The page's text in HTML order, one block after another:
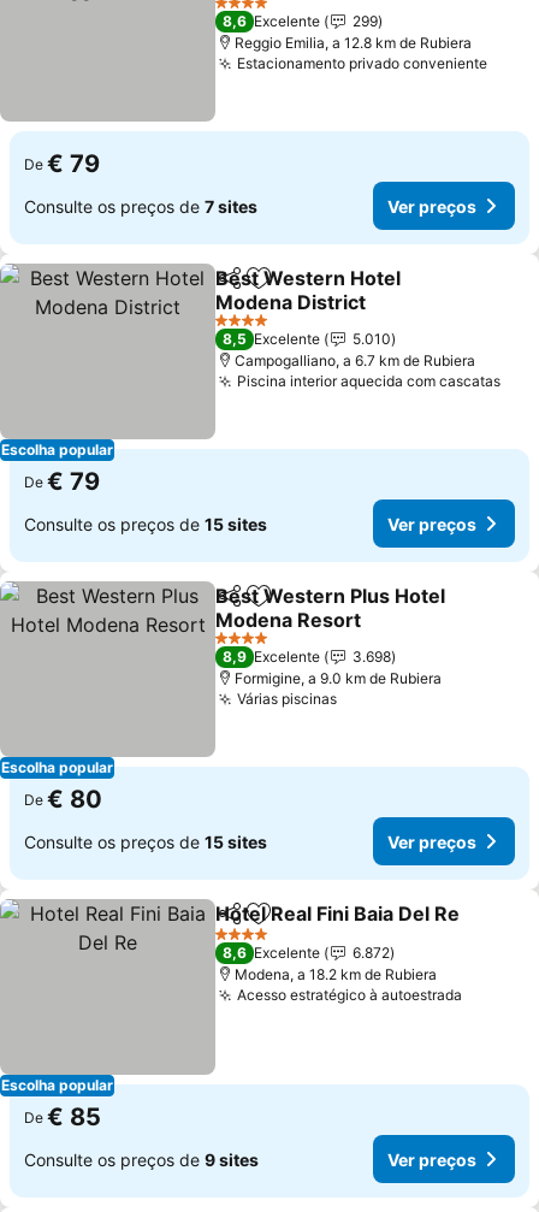
4 Estrelas
8,6 Excelente
299
Reggio Emilia, a 12.8 km de Rubiera
Estacionamento privado conveniente
De € 79
Consulte os preços de 7 sites Ver preços
Escolha popular
PartilharAdicionar aos favoritos
Best Western Hotel
Modena District
4 Estrelas
8,5 Excelente
5.010
Campogalliano, a 6.7 km de Rubiera
Piscina interior aquecida com cascatas
De € 79
Consulte os preços de 15 sites Ver preços
Escolha popular
PartilharAdicionar aos favoritos
Best Western Plus Hotel
Modena Resort
4 Estrelas
8,9 Excelente
3.698
Formigine, a 9.0 km de Rubiera
Várias piscinas
De € 80
Consulte os preços de 15 sites Ver preços
Escolha popular
PartilharAdicionar aos favoritos
Hotel Real Fini Baia Del Re
4 Estrelas
8,6 Excelente
6.872
Modena, a 18.2 km de Rubiera
Acesso estratégico à autoestrada
De € 85
Consulte os preços de 9 sites Ver preços